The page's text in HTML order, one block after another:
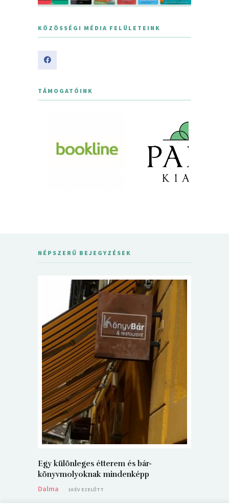
KÖZÖSSÉGI MÉDIA FELÜLETEINK
TÁMOGATÓINK
NÉPSZERŰ BEJEGYZÉSEK
Egy különleges étterem és bár-
könyvmolyoknak mindenképp
Dalma
10 ÉV EZELŐTT